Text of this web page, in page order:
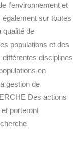
l’environnement et
sur toutes
qualité de
populations et des
disciplines
en
gestion de
Des actions
porteront